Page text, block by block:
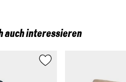
auch interessieren